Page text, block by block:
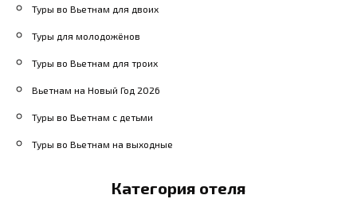
Туры во Вьетнам для двоих
Туры для молодожёнов
Туры во Вьетнам для троих
Вьетнам на Новый Год 2026
Туры во Вьетнам с детьми
Туры во Вьетнам на выходные
Категория отеля